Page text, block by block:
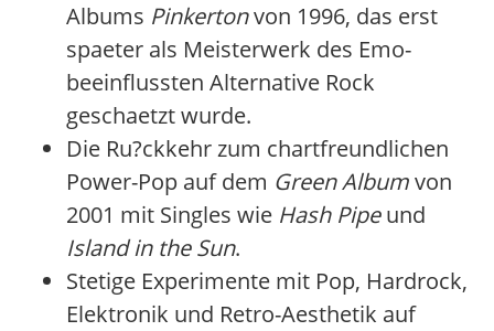
Albums Pinkertonvon 1996, das erst
spaeter als Meisterwerk des Emo-
beeinflussten Alternative Rock
geschaetzt wurde.
Die Ru?ckkehr zum chartfreundlichen
Power-Pop auf dem Green Albumvon
2001 mit Singles wie Hash Pipeund
Island in the Sun.
Stetige Experimente mit Pop, Hardrock,
Elektronik und Retro-Aesthetik auf